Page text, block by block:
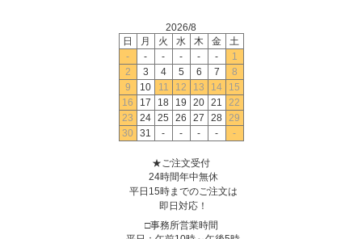
2026/8
日
月 火 水 木 金
土
-
- - - - -
1
2
3 4 5 6 7
8
9
10 11 12 13 14
15
16
17 18 19 20 21
22
23
24 25 26 27 28 29
30
31 - - - - -
★ご注文受付
24時間年中無休
平日15時までのご注文は
即日対応！
□事務所営業時間